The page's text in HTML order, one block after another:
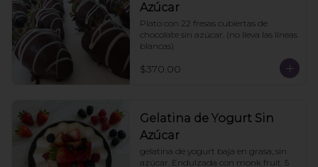
Azúcar
Plato con 22 fresas cubiertas de
chocolate sin azúcar. (no lleva las líneas
blancas)
$370.00
Gelatina de Yogurt Sin
Azúcar
gelatina de yogurt baja en grasa, sin
azúcar. Endulzada con monk fruit. 5